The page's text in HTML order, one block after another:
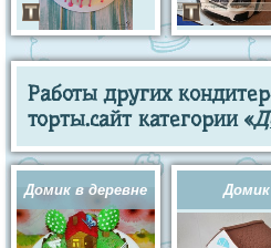
Работы других
торты.сайт категории «
Домик в деревне Домик